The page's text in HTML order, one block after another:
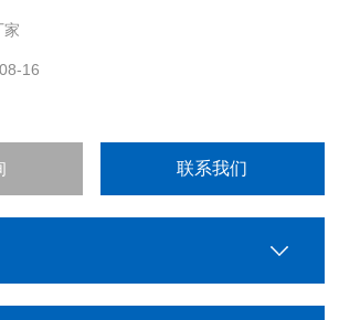
家
16
联系我们